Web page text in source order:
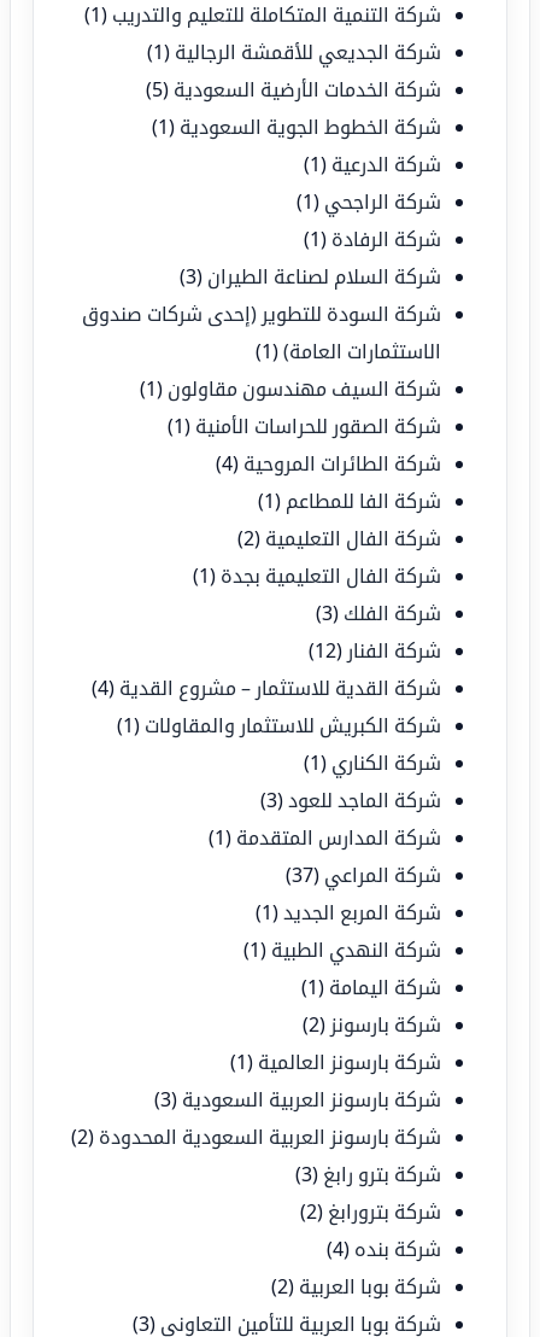
شركة التنمية المتكاملة للتعليم والتدريب (1)
شركة الجديعي للأقمشة الرجالية (1)
شركة الخدمات الأرضية السعودية (5)
شركة الخطوط الجوية السعودية (1)
شركة الدرعية (1)
شركة الراجحي (1)
شركة الرفادة (1)
شركة السلام لصناعة الطيران (3)
شركة السودة للتطوير (إحدى شركات صندوق
الاستثمارات العامة)(1)
شركة السيف مهندسون مقاولون (1)
شركة الصقور للحراسات الأمنية (1)
شركة الطائرات المروحية (4)
شركة الفا للمطاعم (1)
شركة الفال التعليمية (2)
شركة الفال التعليمية بجدة (1)
شركة الفلك (3)
شركة الفنار (12)
شركة القدية للاستثمار – مشروع القدية (4)
شركة الكبريش للاستثمار والمقاولات (1)
شركة الكناري (1)
شركة الماجد للعود(3)
شركة المدارس المتقدمة (1)
شركة المراعي (37)
شركة المربع الجديد(1)
شركة النهدي الطبية (1)
شركة اليمامة (1)
شركة بارسونز (2)
شركة بارسونز العالمية (1)
شركة بارسونز العربية السعودية (3)
شركة بارسونز العربية السعودية المحدودة (2)
شركة بترو رابغ (3)
شركة بترورابغ (2)
شركة بنده (4)
شركة بوبا العربية (2)
شركة بوبا العربية للتأمين التعاوني (3)